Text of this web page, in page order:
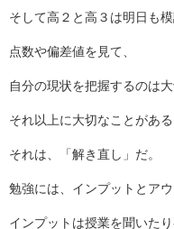
そして高２と高３は明日も模
点数や偏差値を見て、
自分の現状を把握するのは大
それ以上に大切なことがある
それは、「解き直し」だ。
勉強には、インプットとアウ
インプットは授業を聞いた